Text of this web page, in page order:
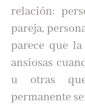
relación:
pareja,
parece que
ansiosas
u otras
permanente